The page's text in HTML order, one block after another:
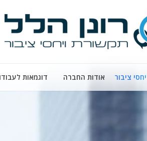
ציבור אודות החברה דוגמאות